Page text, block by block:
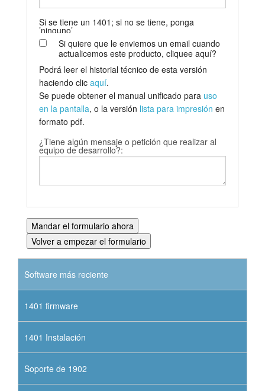
Si se tiene un 1401; si no se tiene, ponga
’ninguno’
Si quiere que le enviemos un email cuando
actualicemos este producto, cliquee aquí?
Podrá leer el historial técnico de esta versión
haciendo clic aquí.
Se puede obtener el manual unificado para uso
en la pantalla, o la versión lista para impresión en
formato pdf.
¿Tiene algún mensaje o petición que realizar al
equipo de desarrollo?:
Software más reciente
1401 firmware
1401 Instalación
Soporte de 1902